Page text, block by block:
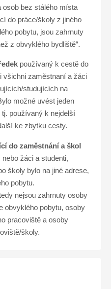
osob bez stálého místa
do práce/školy z jiného
pobytu, jsou zahrnuty
z obvyklého bydliště“.
používaný k cestě do
všichni zaměstnaní a žáci
studujících na
možné uvést jeden
používaný k nejdelší
ke zbytku cesty.
do zaměstnání a škol
žáci a studenti,
školy bylo na jiné adrese,
pobytu.
nejsou zahrnuty osoby
obvyklého pobytu, osoby
pracoviště a osoby
školy.